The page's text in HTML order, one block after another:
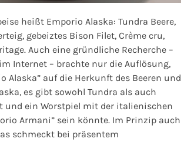
heißt Emporio Alaska: Tundra Beere,
gebeiztes Bison Filet, Crème cru,
Auch eine gründliche Recherche –
Internet – brachte nur die Auflösung,
Alaska” auf die Herkunft des Beeren und
es gibt sowohl Tundra als auch
und ein Worstpiel mit der italienischen
Armani” sein könnte. Im Prinzip auch
schmeckt bei präsentem